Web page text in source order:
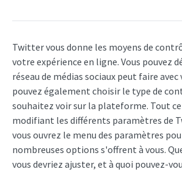
Twitter vous donne les moyens de
votre expérience en ligne. Vous pouvez
réseau de médias sociaux peut faire avec
pouvez également choisir le type de
souhaitez voir sur la plateforme. Tout
modifiant les différents paramètres de
vous ouvrez le menu des paramètres
nombreuses options s'offrent à vous.
vous devriez ajuster, et à quoi pouvez-